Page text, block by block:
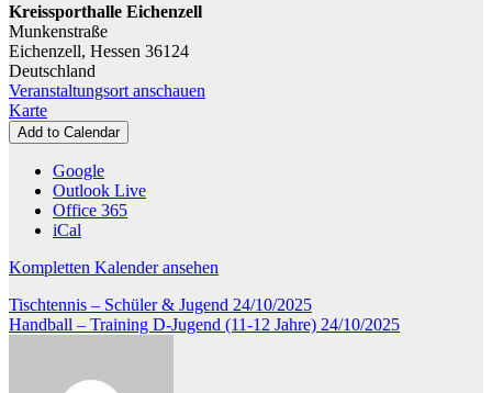
Kreissporthalle Eichenzell
Munkenstraße
Eichenzell, Hessen 36124
Deutschland
Veranstaltungsort anschauen
KarteKreissporthalle
Eichenzell
Add to Calendar
Google
Outlook Live
Office 365
iCal
Kompletten Kalender ansehen
Beitragsnavigation
Tischtennis – Schüler & Jugend 24/10/2025
Handball – Training D-Jugend (11-12 Jahre) 24/10/2025